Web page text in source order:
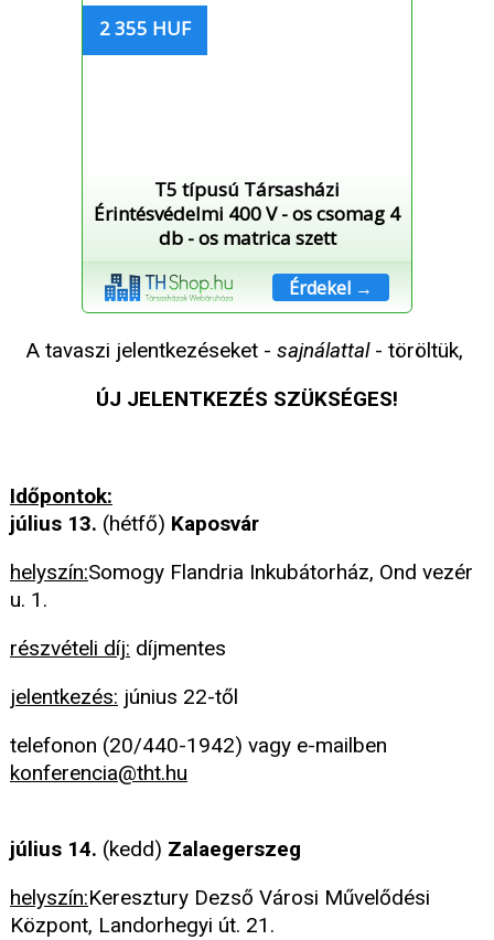
2 355 HUF
T5 típusú Társasházi
Érintésvédelmi 400 V - os csomag 4
db - os matrica szett
Érdekel →
A tavaszi jelentkezéseket - sajnálattal- töröltük,
ÚJ JELENTKEZÉS SZÜKSÉGES!
Időpontok:
július 13. (hétfő) Kaposvár
helyszín:Somogy Flandria Inkubátorház, Ond vezér
u. 1.
részvételi díj: díjmentes
jelentkezés: június 22-től
telefonon (20/440-1942) vagy e-mailben
konferencia@tht.hu
július 14. (kedd) Zalaegerszeg
helyszín:Keresztury Dezső Városi Művelődési
Központ, Landorhegyi út. 21.